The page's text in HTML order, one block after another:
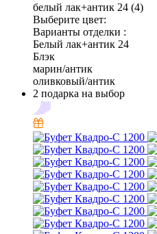
белый лак+антик 24 (4)
Выберите цвет:
Варианты отделки :
Белый лак+антик 24
Блэк
марин/антик
оливковый/антик
2 подарка на выбор